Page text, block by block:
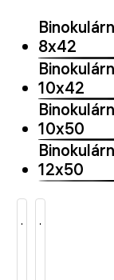
8x42
10x42
10x50
12x50